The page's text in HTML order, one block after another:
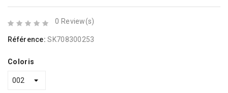
0 Review(s)
Référence: SK708300253
Coloris